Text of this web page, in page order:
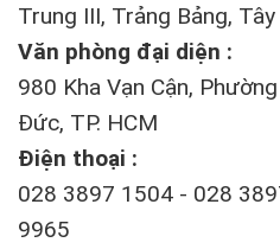
Trung III, Trảng Bảng, Tây
Văn phòng đại diện :
980 Kha Vạn Cận,
Đức, TP. HCM
Điện thoại :
028 3897 1504 - 028
9965